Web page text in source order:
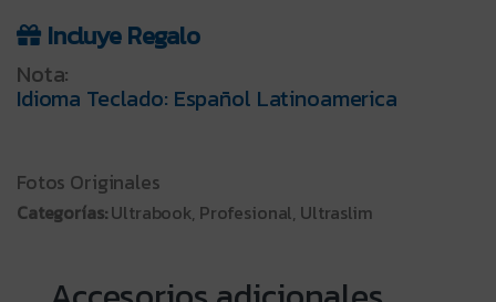
Incluye Regalo
Nota:
Idioma Teclado: Español Latinoamerica
Fotos Originales
Categorías:Ultrabook, Profesional, Ultraslim